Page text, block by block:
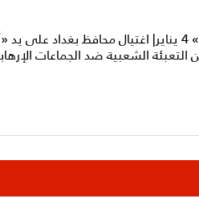
«في مثل هذا اليوم» 4 يناير| اغتيال محافظ
التعبئة الشعبية ضد الجماعات